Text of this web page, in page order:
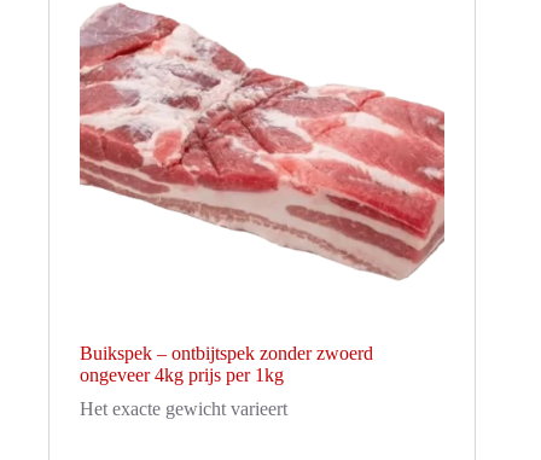
Buikspek – ontbijtspek zonder zwoerd
ongeveer 4kg prijs per 1kg
Het exacte gewicht varieert